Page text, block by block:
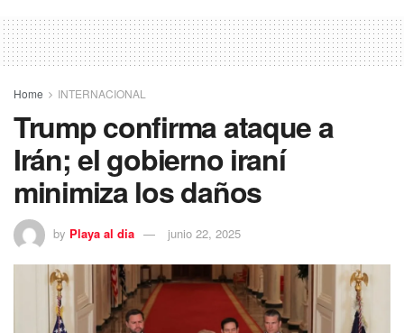
Home INTERNACIONAL
Trump confirma ataque a
Irán; el gobierno iraní
minimiza los daños
by Playa al dia junio 22, 2025